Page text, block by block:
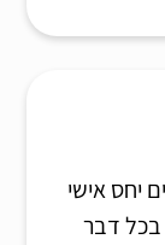
יחס אישי
בכל דבר